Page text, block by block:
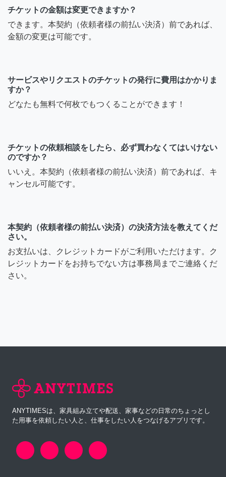
チケットの金額は変更できますか？
できます。本契約（依頼者様の前払い決済）前であれば、
金額の変更は可能です。
サービスやリクエストのチケットの発行に費用はかかりま
すか？
どなたも無料で何枚でもつくることができます！
チケットの依頼相談をしたら、必ず買わなくてはいけない
のですか？
いいえ。本契約（依頼者様の前払い決済）前であれば、キ
ャンセル可能です。
本契約（依頼者様の前払い決済）の決済方法を教えてくだ
さい。
お支払いは、クレジットカードがご利用いただけます。ク
レジットカードをお持ちでない方は事務局までご連絡くだ
さい。
ANYTIMESは、家具組み立てや配送、家事などの日常のちょっとし
た用事を依頼したい人と、仕事をしたい人をつなげるアプリです。